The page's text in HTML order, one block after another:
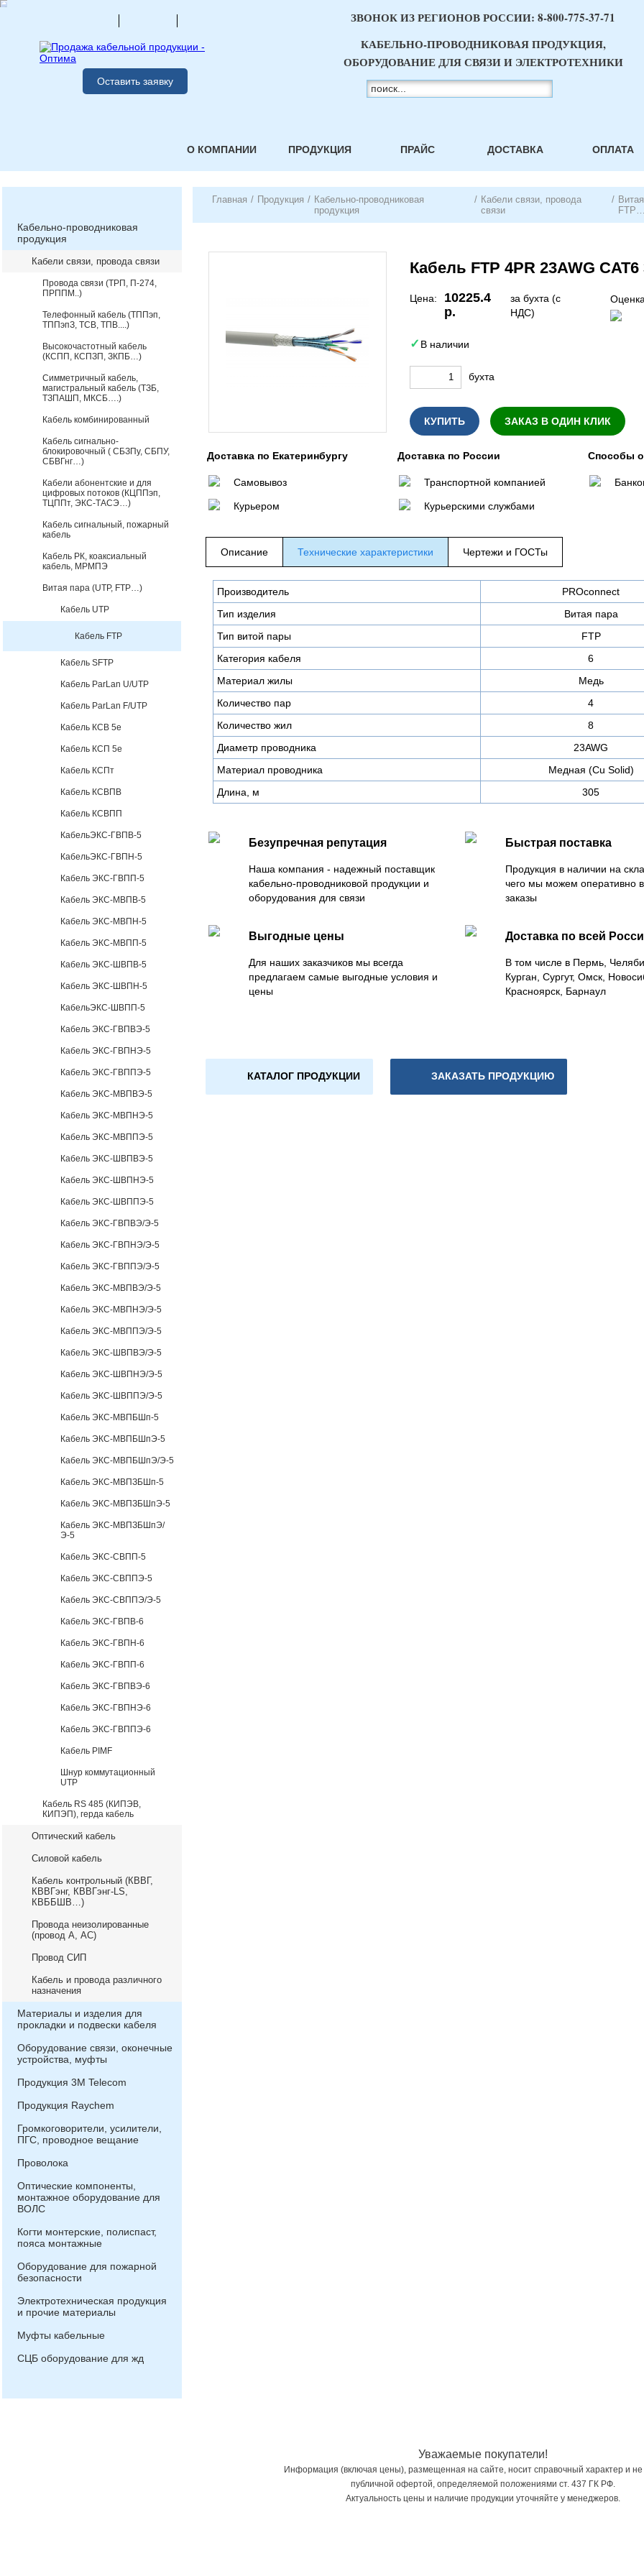
Оставить заявку
ЗВОНОК ИЗ РЕГИОНОВ РОССИИ: 8-800-775-37-71
КАБЕЛЬНО-ПРОВОДНИКОВАЯ ПРОДУКЦИЯ,
ОБОРУДОВАНИЕ ДЛЯ СВЯЗИ И ЭЛЕКТРОТЕХНИКИ
О КОМПАНИИ ПРОДУКЦИЯ ПРАЙС ДОСТАВКА ОПЛАТА
Кабельно-проводниковая
продукция
Кабели связи, провода связи
Провода связи (ТРП, П-274,
ПРППМ..)
Телефонный кабель (ТППэп,
ТППэпЗ, ТСВ, ТПВ....)
Высокочастотный кабель
(КСПП, КСПЗП, ЗКПБ…)
Симметричный кабель,
магистральный кабель (ТЗБ,
ТЗПАШП, МКСБ….)
Кабель комбинированный
Кабель сигнально-
блокировочный ( СБЗПу, СБПУ,
СБВГнг…)
Кабели абонентские и для
цифровых потоков (КЦППэп,
ТЦППт, ЭКС-ТАСЭ…)
Кабель сигнальный, пожарный
кабель
Кабель РК, коаксиальный
кабель, МРМПЭ
Витая пара (UTP, FTP…)
Кабель UTP
Кабель FTP
Кабель SFTP
Кабель ParLan U/UTP
Кабель ParLan F/UTP
Кабель КСВ 5е
Кабель КСП 5е
Кабель КСПт
Кабель КСВПВ
Кабель КСВПП
КабельЭКС-ГВПВ-5
КабельЭКС-ГВПН-5
Кабель ЭКС-ГВПП-5
Кабель ЭКС-МВПВ-5
Кабель ЭКС-МВПН-5
Кабель ЭКС-МВПП-5
Кабель ЭКС-ШВПВ-5
Кабель ЭКС-ШВПН-5
КабельЭКС-ШВПП-5
Кабель ЭКС-ГВПВЭ-5
Кабель ЭКС-ГВПНЭ-5
Кабель ЭКС-ГВППЭ-5
Кабель ЭКС-МВПВЭ-5
Кабель ЭКС-МВПНЭ-5
Кабель ЭКС-МВППЭ-5
Кабель ЭКС-ШВПВЭ-5
Кабель ЭКС-ШВПНЭ-5
Кабель ЭКС-ШВППЭ-5
Кабель ЭКС-ГВПВЭ/Э-5
Кабель ЭКС-ГВПНЭ/Э-5
Кабель ЭКС-ГВППЭ/Э-5
Кабель ЭКС-МВПВЭ/Э-5
Кабель ЭКС-МВПНЭ/Э-5
Кабель ЭКС-МВППЭ/Э-5
Кабель ЭКС-ШВПВЭ/Э-5
Кабель ЭКС-ШВПНЭ/Э-5
Кабель ЭКС-ШВППЭ/Э-5
Кабель ЭКС-МВПБШп-5
Кабель ЭКС-МВПБШпЭ-5
Кабель ЭКС-МВПБШпЭ/Э-5
Кабель ЭКС-МВПЗБШп-5
Кабель ЭКС-МВПЗБШпЭ-5
Кабель ЭКС-МВПЗБШпЭ/
Э-5
Кабель ЭКС-СВПП-5
Кабель ЭКС-СВППЭ-5
Кабель ЭКС-СВППЭ/Э-5
Кабель ЭКС-ГВПВ-6
Кабель ЭКС-ГВПН-6
Кабель ЭКС-ГВПП-6
Кабель ЭКС-ГВПВЭ-6
Кабель ЭКС-ГВПНЭ-6
Кабель ЭКС-ГВППЭ-6
Кабель PIMF
Шнур коммутационный
UTP
Кабель RS 485 (КИПЭВ,
КИПЭП), герда кабель
Оптический кабель
Силовой кабель
Кабель контрольный (КВВГ,
КВВГэнг, КВВГэнг-LS,
КВББШВ…)
Провода неизолированные
(провод А, АС)
Провод СИП
Кабель и провода различного
назначения
Материалы и изделия для
прокладки и подвески кабеля
Оборудование связи, оконечные
устройства, муфты
Продукция 3М Telecom
Продукция Raychem
Громкоговорители, усилители,
ПГС, проводное вещание
Проволока
Оптические компоненты,
монтажное оборудование для
ВОЛС
Когти монтерские, полиспаст,
пояса монтажные
Оборудование для пожарной
безопасности
Электротехническая продукция
и прочие материалы
Муфты кабельные
СЦБ оборудование для жд
Главная / Продукция / Кабельно-проводниковая
продукция
/ Кабели связи, провода
связи
/
Кабель FTP 4PR 23AWG
Цена:
10225.4
р.
за бухта (с
НДС)
В наличии
бухта
КУПИТЬ ЗАКАЗ В ОДИН КЛИК
Доставка по Екатеринбургу
Самовывоз
Курьером
Доставка по России
Транспортной компанией
Курьерскими службами
Способы
Описание Технические характеристики Чертежи и ГОСТы
Производитель
PROconnect
Тип изделия
Витая пара
Тип витой пары
FTP
Категория кабеля
6
Материал жилы
Медь
Количество пар
4
Количество жил
8
Диаметр проводника
23AWG
Материал проводника
Медная (Cu Solid)
Длина, м
305
Безупречная репутация
Наша компания - надежный поставщик
кабельно-проводниковой продукции и
оборудования для связи
Быстрая поставка
Продукция в наличии на
чего мы можем оперативно
заказы
Выгодные цены
Для наших заказчиков мы всегда
предлагаем самые выгодные условия и
цены
Доставка по всей
В том числе в Пермь,
Курган, Сургут, Омск,
Красноярск, Барнаул
КАТАЛОГ ПРОДУКЦИИ ЗАКАЗАТЬ ПРОДУКЦИЮ
Уважаемые покупатели!
Информация (включая цены), размещенная на сайте, носит справочный характер и не
публичной офертой, определяемой положениями ст. 437 ГК РФ.
Актуальность цены и наличие продукции уточняйте у менеджеров.